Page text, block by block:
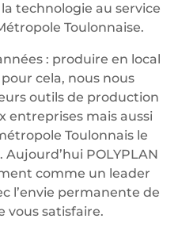
technologie au service
Toulonnaise.
: produire en local
cela, nous nous
outils de production
entreprises mais aussi
Toulonnais le
POLYPLAN
comme un leader
l’envie permanente de
vous satisfaire.